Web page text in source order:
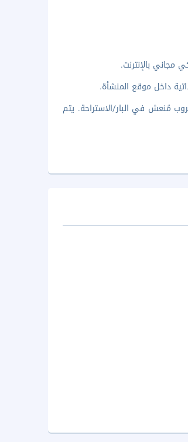
مجاني بالإنترنت.
داخل موقع المنشأة.
مُنعش في البار/الاستراحة. يتم